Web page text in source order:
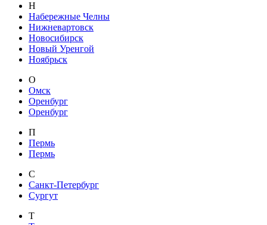
Н
Набережные Челны
Нижневартовск
Новосибирск
Новый Уренгой
Ноябрьск
О
Омск
Оренбург
Оренбург
П
Пермь
Пермь
С
Санкт-Петербург
Сургут
Т